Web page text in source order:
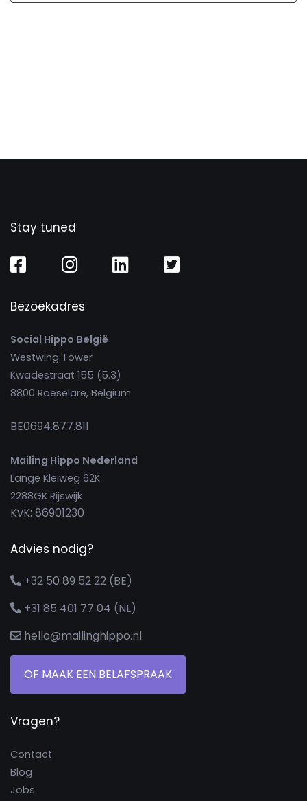
Stay tuned
Bezoekadres
Social Hippo België
Westwing Tower
Kwadestraat 155 (5.3)
8800 Roeselare, Belgium
BE0694.877.811
Mailing Hippo Nederland
Lange Kleiweg 62K
2288GK Rijswijk
KvK: 86901230
Advies nodig?
+32 50 89 52 22 (BE)
+31 85 401 77 04 (NL)
hello@mailinghippo.nl
OF MAAK EEN BELAFSPRAAK
Vragen?
Contact
Blog
Jobs